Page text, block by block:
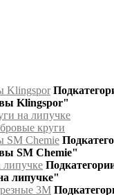
Klingspor
Klingspor"
на липучке
круги
SM Chemie
SM Chemie"
липучке
липучке"
3М